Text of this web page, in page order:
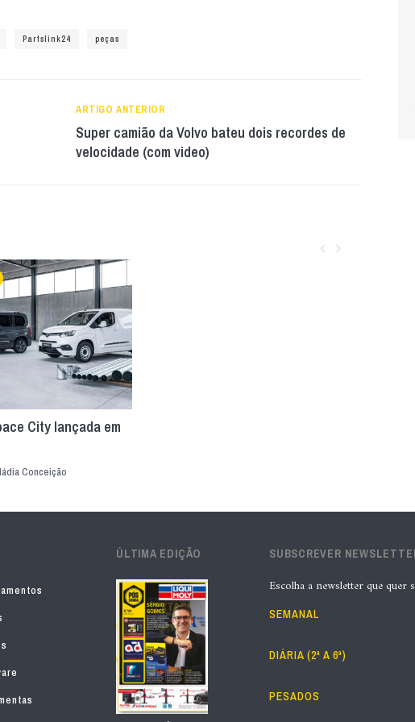
Partslink24 peças
ARTIGO ANTERIOR
Super camião da Volvo bateu dois recordes de
velocidade (com video)
City lançada em
Conceição
ÚLTIMA EDIÇÃO SUBSCREVER
Escolha a newsletter que quer
SEMANAL
DIÁRIA (2ª A 6ª)
PESADOS